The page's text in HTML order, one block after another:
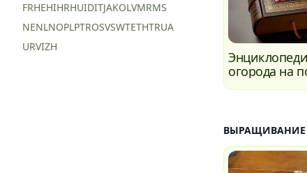
FRHEHIHRHUIDITJAKOLVMRMS
NENLNOPLPTROSVSWTETHTRUA
URVIZH
огорода на
ВЫРАЩИВАНИЕ